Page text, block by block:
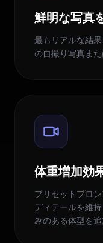
鮮明な写真
最もリアルな結
の自撮り写真ま
体重増加効
プリセットプロ
ディテールを維
みのある体型を追